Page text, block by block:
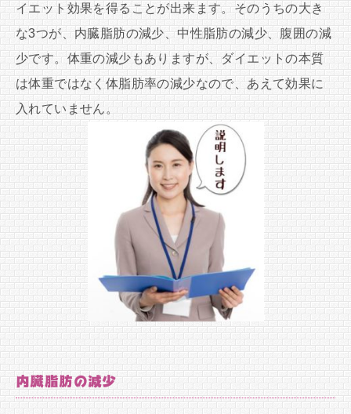
イエット効果を得ることが出来ます。そのうちの大き
な3つが、内臓脂肪の減少、中性脂肪の減少、腹囲の減
少です。体重の減少もありますが、ダイエットの本質
は体重ではなく体脂肪率の減少なので、あえて効果に
入れていません。
内臓脂肪の減少